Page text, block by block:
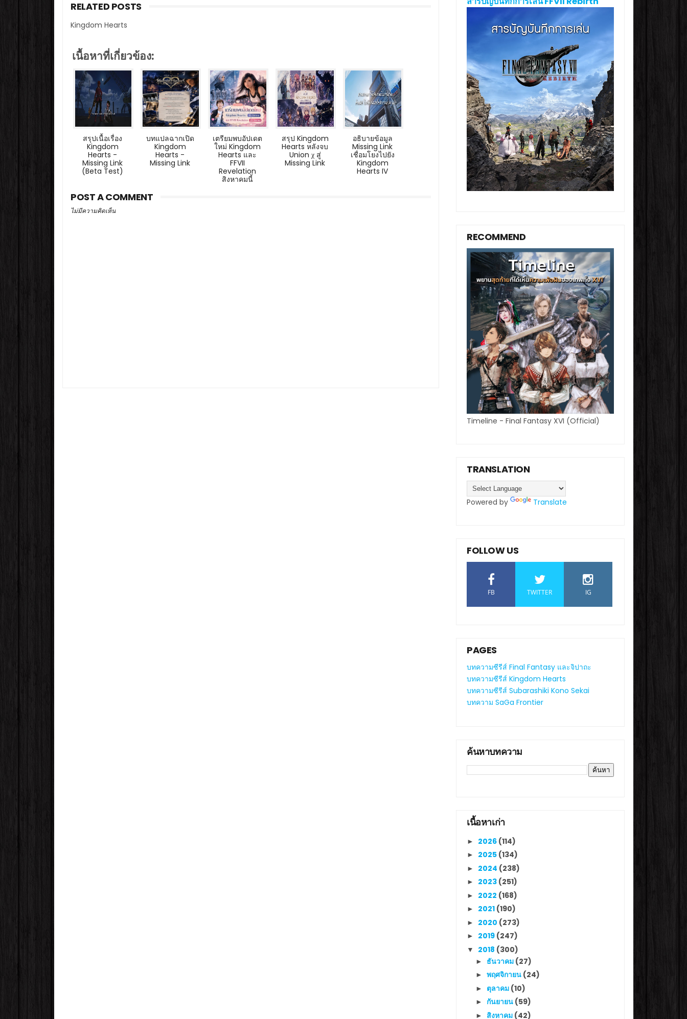
RELATED POSTS
Kingdom Hearts
เนื้อหาที่เกี่ยวข้อง:
สรุปเนื้อเรื่อง
Kingdom
Hearts -
Missing Link
(Beta Test)
บทแปลฉากเปิด
Kingdom
Hearts -
Missing Link
เตรียมพบอัปเดต
ใหม่ Kingdom
Hearts และ
FFVII
Revelation
สิงหาคมนี้
สรุป Kingdom
Hearts หลังจบ
Union χ สู่
Missing Link
อธิบายข้อมูล
Missing Link
เชื่อมโยงไปยัง
Kingdom
Hearts IV
POST A COMMENT
ไม่มีความคิดเห็น
RECOMMEND
Timeline - Final Fantasy XVI (Official)
TRANSLATION
Powered by Translate
FOLLOW US
FB TWITTER IG
PAGES
บทความซีรีส์ Final Fantasy และจิปาถะ
บทความซีรีส์ Kingdom Hearts
บทความซีรีส์ Subarashiki Kono Sekai
บทความ SaGa Frontier
ค้นหาบทความ
เนื้อหาเก่า
► 2026 (114)
► 2025 (134)
► 2024 (238)
► 2023 (251)
► 2022 (168)
► 2021 (190)
► 2020 (273)
► 2019 (247)
▼ 2018 (300)
► ธันวาคม (27)
► พฤศจิกายน (24)
► ตุลาคม (10)
► กันยายน (59)
► สิงหาคม (42)